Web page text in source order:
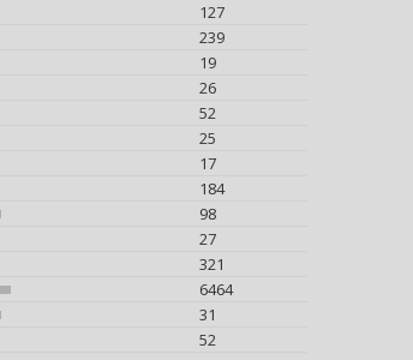
127
239
19
26
52
25
17
184
98
27
321
6464
31
52